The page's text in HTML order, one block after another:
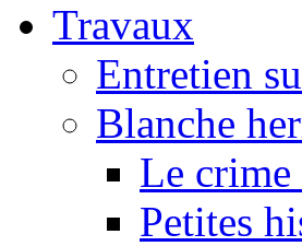
Travaux
Entretien
Blanche
Le crime
Petites